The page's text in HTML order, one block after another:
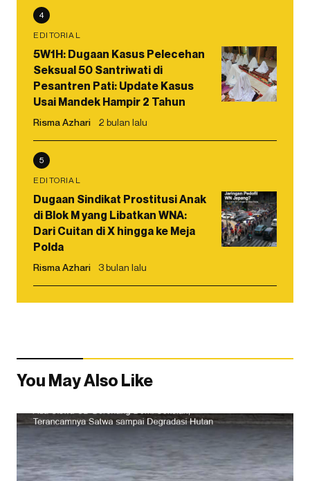
4
EDITORIAL
5W1H: Dugaan Kasus Pelecehan
Seksual 50 Santriwati di
Pesantren Pati: Update Kasus
Usai Mandek Hampir 2 Tahun
Risma Azhari 2 bulan lalu
5
EDITORIAL
Dugaan Sindikat Prostitusi Anak
di Blok M yang Libatkan WNA:
Dari Cuitan di X hingga ke Meja
Polda
Risma Azhari 3 bulan lalu
You May Also Like